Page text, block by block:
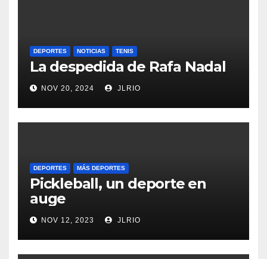
DEPORTES NOTICIAS TENIS
La despedida de Rafa Nadal
NOV 20, 2024 JLRIO
DEPORTES MÁS DEPORTES
Pickleball, un deporte en
auge
NOV 12, 2023 JLRIO